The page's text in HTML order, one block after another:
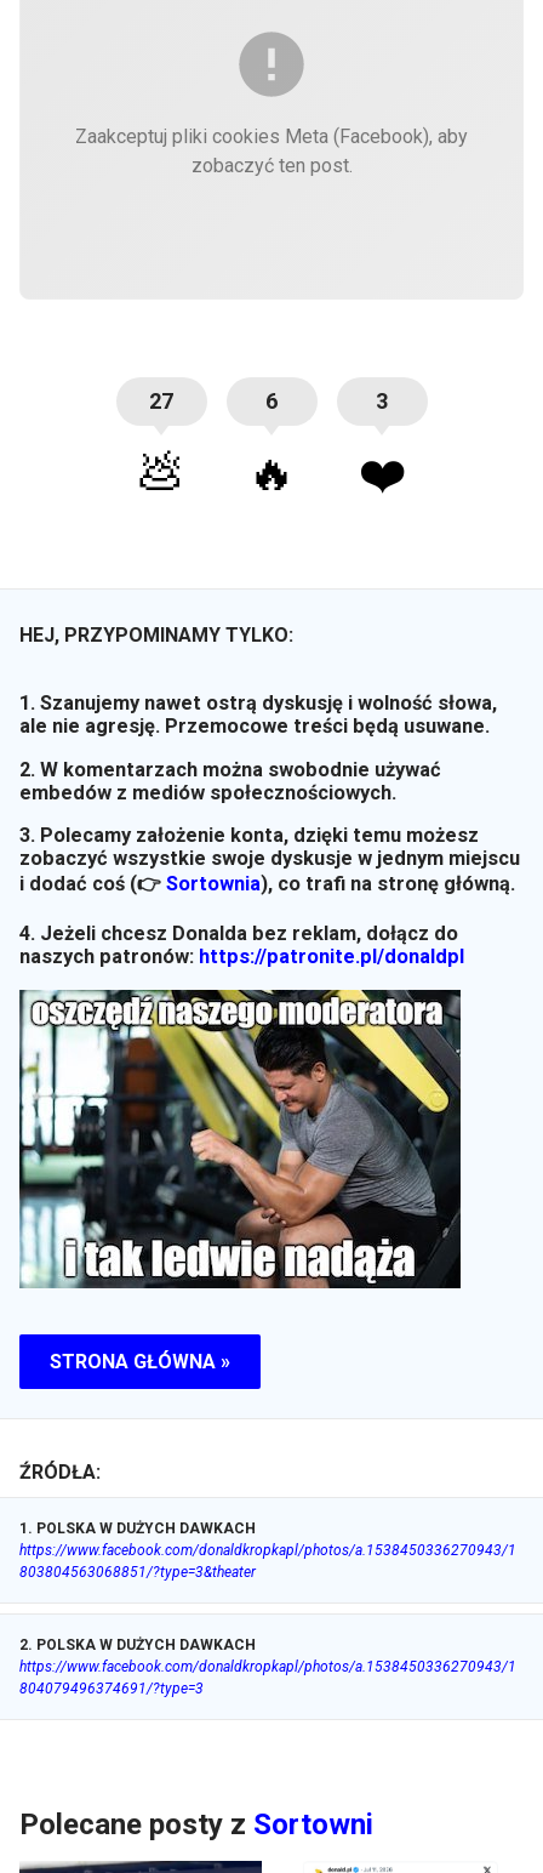
Zaakceptuj pliki cookies Meta (Facebook), aby
zobaczyć ten post.
27
💩
6
🔥
3
❤️
HEJ, PRZYPOMINAMY TYLKO:
1. Szanujemy nawet ostrą dyskusję i wolność słowa,
ale nie agresję. Przemocowe treści będą usuwane.
2. W komentarzach można swobodnie używać
embedów z mediów społecznościowych.
3. Polecamy założenie konta, dzięki temu możesz
zobaczyć wszystkie swoje dyskusje w jednym miejscu
i dodać coś (👉 Sortownia), co trafi na stronę główną.
4. Jeżeli chcesz Donalda bez reklam, dołącz do
naszych patronów: https://patronite.pl/donaldpl
STRONA GŁÓWNA »
ŹRÓDŁA:
1 . POLSKA W DUŻYCH DAWKACH
https://www.facebook.com/donaldkropkapl/photos/a.1538450336270943/1
803804563068851/?type=3&theater
2. POLSKA W DUŻYCH DAWKACH
https://www.facebook.com/donaldkropkapl/photos/a.1538450336270943/1
804079496374691/?type=3
Polecane posty z Sortowni